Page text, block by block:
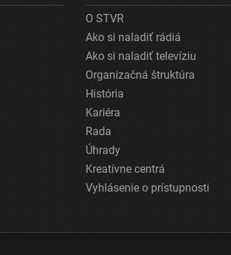
O STVR
Ako si naladiť rádiá
Ako si naladiť televíziu
Organizačná štruktúra
História
Kariéra
Rada
Úhrady
Kreatívne centrá
Vyhlásenie o prístupnosti